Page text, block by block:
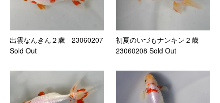
出雲なんきん２歳 23060207
Sold Out
初夏のいづもナンキン２歳
23060208 Sold Out